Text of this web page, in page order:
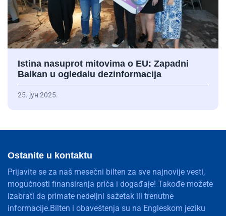
Istina nasuprot mitovima o EU: Zapadni
Balkan u ogledalu dezinformacija
25. јун 2025.
Ostanite u kontaktu
Prijavite se za naš mesečni bilten za sve najnovije vesti,
mogućnosti finansiranja priča i događaje! Takođe možete
izabrati da primate nedeljni sažetak ili trenutne
informacije.Bilten i obaveštenja su na Engleskom jeziku